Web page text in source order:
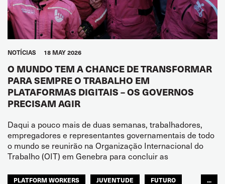
NOTÍCIAS 18 MAY 2026
O MUNDO TEM A CHANCE DE TRANSFORMAR
PARA SEMPRE O TRABALHO EM
PLATAFORMAS DIGITAIS – OS GOVERNOS
PRECISAM AGIR
Daqui a pouco mais de duas semanas, trabalhadores,
empregadores e representantes governamentais de todo
o mundo se reunirão na Organização Internacional do
Trabalho (OIT) em Genebra para concluir as
PLATFORM WORKERS JUVENTUDE
FUTURO
...